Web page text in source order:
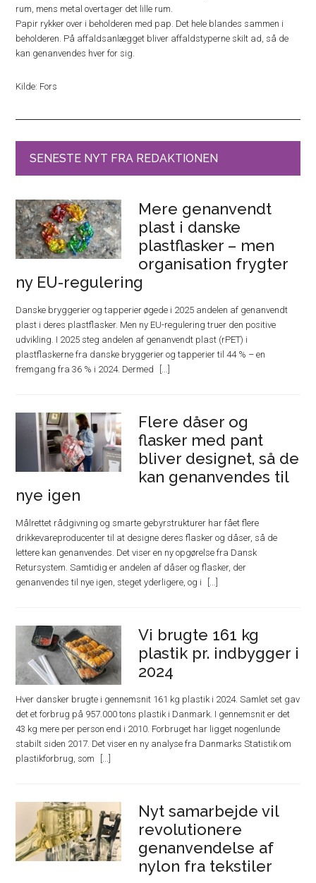
rum, mens metal overtager det lille rum.
Papir rykker over i beholderen med pap. Det hele blandes sammen i
beholderen. På affaldsanlægget bliver affaldstyperne skilt ad, så de
kan genanvendes hver for sig.
Kilde: Fors
SENESTE NYT FRA REDAKTIONEN
Mere genanvendt
plast i danske
plastflasker – men
organisation frygter
ny EU-regulering
Danske bryggerier og tapperier øgede i 2025 andelen af genanvendt
plast i deres plastflasker. Men ny EU-regulering truer den positive
udvikling. I 2025 steg andelen af genanvendt plast (rPET) i
plastflaskerne fra danske bryggerier og tapperier til 44 % – en
fremgang fra 36 % i 2024. Dermed
Flere dåser og
flasker med pant
bliver designet, så de
kan genanvendes til
nye igen
Målrettet rådgivning og smarte gebyrstrukturer har fået flere
drikkevareproducenter til at designe deres flasker og dåser, så de
lettere kan genanvendes. Det viser en ny opgørelse fra Dansk
Retursystem. Samtidig er andelen af dåser og flasker, der
genanvendes til nye igen, steget yderligere, og i
Vi brugte 161 kg
plastik pr. indbygger i
2024
Hver dansker brugte i gennemsnit 161 kg plastik i 2024. Samlet set gav
det et forbrug på 957.000 tons plastik i Danmark. I gennemsnit er det
43 kg mere per person end i 2010. Forbruget har ligget nogenlunde
stabilt siden 2017. Det viser en ny analyse fra Danmarks Statistik om
plastikforbrug, som
Nyt samarbejde vil
revolutionere
genanvendelse af
nylon fra tekstiler